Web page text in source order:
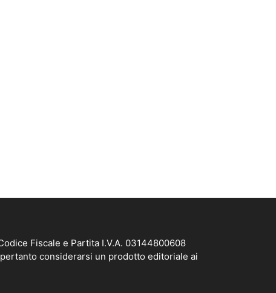
Fiscale e Partita I.V.A. 03144800608
considerarsi un prodotto editoriale ai